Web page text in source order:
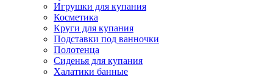
Игрушки для купания
Косметика
Круги для купания
Подставки под ванночки
Полотенца
Сиденья для купания
Халатики банные